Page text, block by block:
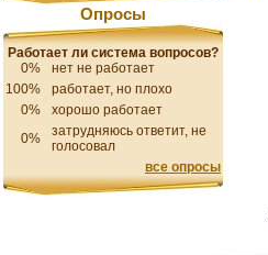
Опросы
Работает ли система вопросов?
0%
нет не работает
100%
работает, но плохо
0%
хорошо работает
0%
затрудняюсь ответит, не
голосовал
все опросы